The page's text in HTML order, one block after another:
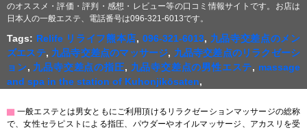
のオススメ・評価・評判・感想・レビュー等の口コミ情報サイトです。お店は
日本人の一般エステ、電話番号は096-321-6013です。
Tags: Relife リライフ熊本店, 096-321-6013, 九品寺交差点のメン
ズエステ, 九品寺交差点のマッサージ, 九品寺交差点のリラクゼーシ
ョン, 九品寺交差点の指圧, 九品寺交差点の男性エステ, massage
and spa in the station of Kuhonjikōsaten,
▇ 一般エステとは男女ともにご利用頂けるリラクゼーションマッサージの総称
で、女性セラピストによる指圧、パウダーやオイルマッサージ、アカスリを受